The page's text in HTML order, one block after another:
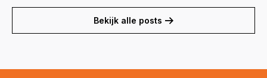
Bekijk alle posts